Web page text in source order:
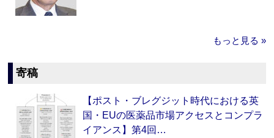
もっと見る »
寄稿
【ポスト・ブレグジット時代における英
国・EUの医薬品市場アクセスとコンプラ
イアンス】第4回…